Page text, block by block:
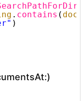
. contains (
)